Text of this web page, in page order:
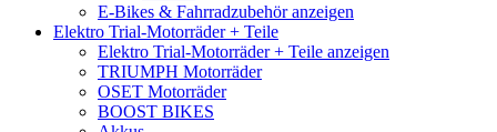
E-Bikes & Fahrradzubehör anzeigen
Elektro Trial-Motorräder + Teile
Elektro Trial-Motorräder + Teile anzeigen
TRIUMPH Motorräder
OSET Motorräder
BOOST BIKES